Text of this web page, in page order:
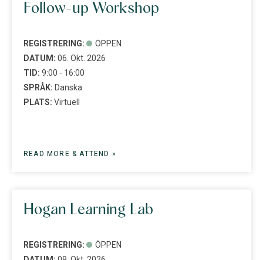
Follow-up Workshop
REGISTRERING:
ÖPPEN
DATUM: 06. Okt. 2026
TID: 9:00 - 16:00
SPRÅK: Danska
PLATS: Virtuell
READ MORE & ATTEND »
Hogan Learning Lab
REGISTRERING:
ÖPPEN